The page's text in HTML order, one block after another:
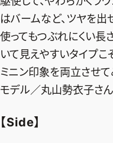
はバームなど、ツヤを
使ってもつぶれにくい長
いて見えやすいタイプこ
ミニン印象を両立させて
モデル／丸山勢衣子さん
【Side】